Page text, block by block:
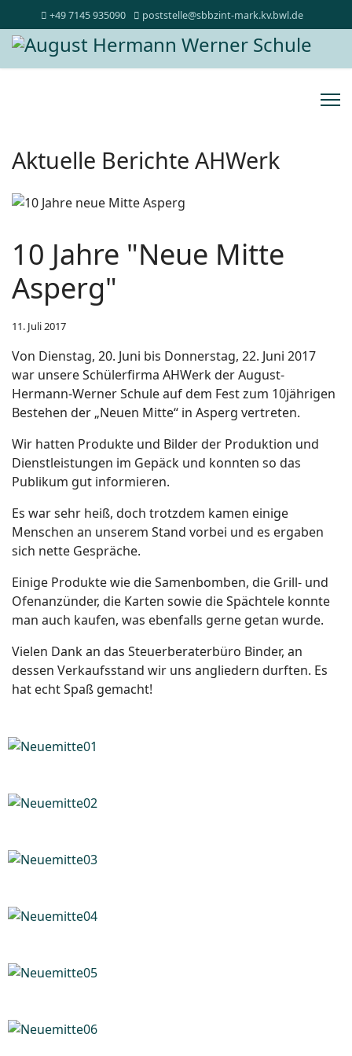
+49 7145 935090 poststelle@sbbzint-mark.kv.bwl.de
Aktuelle Berichte AHWerk
10 Jahre "Neue Mitte
Asperg"
11. Juli 2017
Von Dienstag, 20. Juni bis Donnerstag, 22. Juni 2017
war unsere Schülerfirma AHWerk der August-
Hermann-Werner Schule auf dem Fest zum 10jährigen
Bestehen der „Neuen Mitte“ in Asperg vertreten.
Wir hatten Produkte und Bilder der Produktion und
Dienstleistungen im Gepäck und konnten so das
Publikum gut informieren.
Es war sehr heiß, doch trotzdem kamen einige
Menschen an unserem Stand vorbei und es ergaben
sich nette Gespräche.
Einige Produkte wie die Samenbomben, die Grill- und
Ofenanzünder, die Karten sowie die Spächtele konnte
man auch kaufen, was ebenfalls gerne getan wurde.
Vielen Dank an das Steuerberaterbüro Binder, an
dessen Verkaufsstand wir uns angliedern durften. Es
hat echt Spaß gemacht!